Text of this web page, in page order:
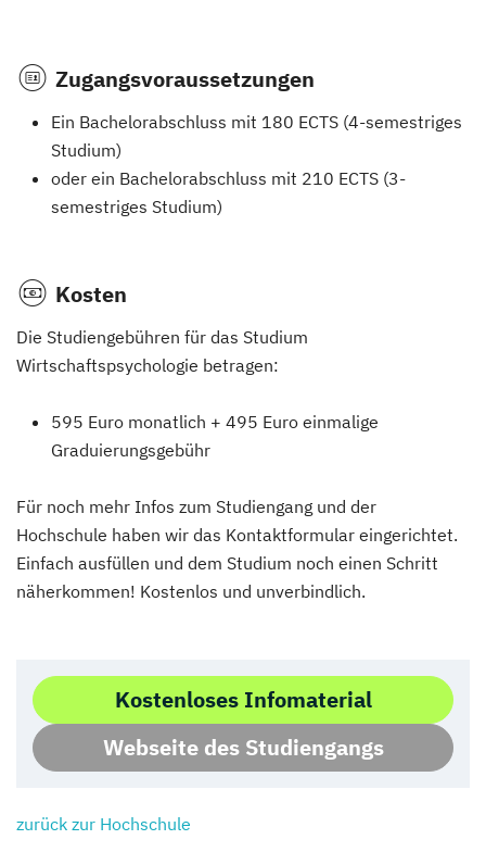
Zugangsvoraussetzungen
Ein Bachelorabschluss mit 180 ECTS (4-semestriges
Studium)
oder ein Bachelorabschluss mit 210 ECTS (3-
semestriges Studium)
Kosten
Die Studiengebühren für das Studium
Wirtschaftspsychologie betragen:
595 Euro monatlich + 495 Euro einmalige
Graduierungsgebühr
Für noch mehr Infos zum Studiengang und der
Hochschule haben wir das Kontaktformular eingerichtet.
Einfach ausfüllen und dem Studium noch einen Schritt
näherkommen! Kostenlos und unverbindlich.
Kostenloses Infomaterial
Webseite des Studiengangs
zurück zur Hochschule